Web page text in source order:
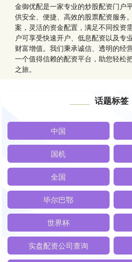
金御优配是一家专业的炒股配资门户
供安全、便捷、高效的股票配资服务
案，灵活的资金配置，满足不同投资
户可享受快速开户、低息配资以及专
财富增值。我们秉承诚信、透明的经
一个值得信赖的配资平台，助您轻松
之旅。
话题标签
中国
国机
全国
毕尔巴鄂
世界杯
实盘配资公司查询